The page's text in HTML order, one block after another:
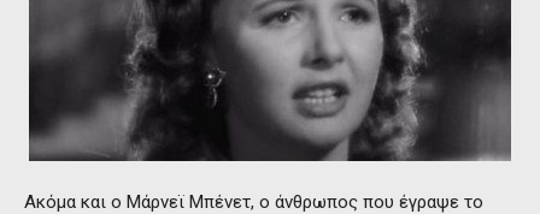
Ακόμα και ο Μάρνεϊ Μπένετ, ο άνθρωπος που έγραψε το